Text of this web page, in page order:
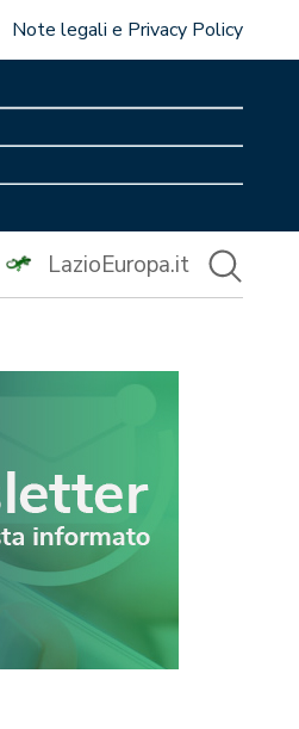
Note legali e Privacy Policy
LazioEuropa.it